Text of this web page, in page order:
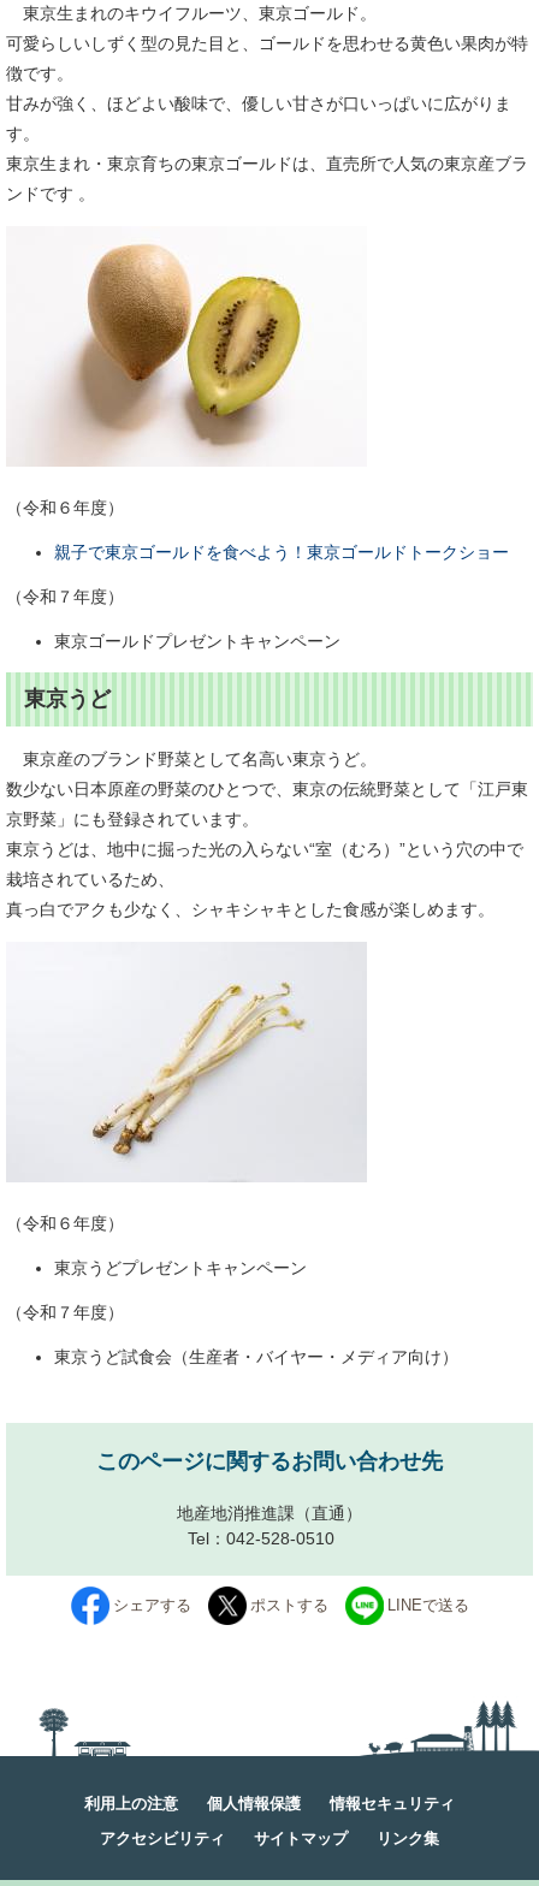
東京生まれのキウイフルーツ、東京ゴールド。
可愛らしいしずく型の見た目と、ゴールドを思わせる黄色い果肉が特
徴です。
甘みが強く、ほどよい酸味で、優しい甘さが口いっぱいに広がりま
す。
東京生まれ・東京育ちの東京ゴールドは、直売所で人気の東京産ブラ
ンドです 。
（令和６年度）
親子で東京ゴールドを食べよう！東京ゴールドトークショー
（令和７年度）
東京ゴールドプレゼントキャンペーン
東京うど
東京産のブランド野菜として名高い東京うど。
数少ない日本原産の野菜のひとつで、東京の伝統野菜として「江戸東
京野菜」にも登録されています。
東京うどは、地中に掘った光の入らない“室（むろ）”という穴の中で
栽培されているため、
真っ白でアクも少なく、シャキシャキとした食感が楽しめます。
（令和６年度）
東京うどプレゼントキャンペーン
（令和７年度）
東京うど試食会（生産者・バイヤー・メディア向け）
このページに関するお問い合わせ先
地産地消推進課 （直通）
Tel：042-528-0510
シェアする ポストする LINEで送る
利用上の注意 個人情報保護
情報セキュリティ
アクセシビリティ
サイトマップ リンク集